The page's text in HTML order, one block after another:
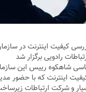
کیفیت اینترنت در
رادویی برگزار شد
شاهکوه رییس این
اینترنت که با حضور
و شرکت ارتباطات